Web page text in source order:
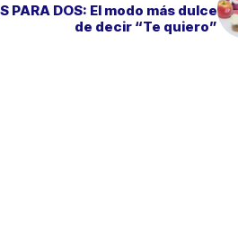
PARA DOS: El modo más dulce
de decir “Te quiero”